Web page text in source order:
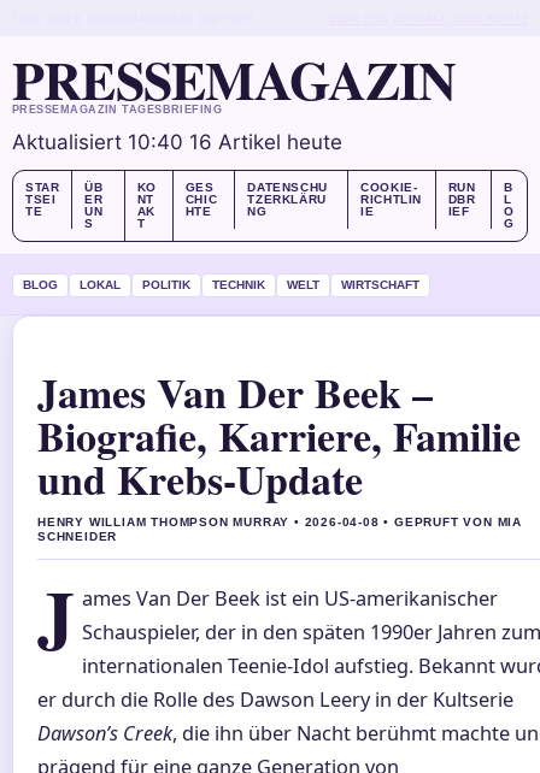
PRESSEMAGAZIN
PRESSEMAGAZIN TAGESBRIEFING
Aktualisiert 10:40 16 Artikel heute
STAR
TSEI
TE
ÜB
ER
UN
S
KO
NT
AK
T
GES
CHIC
HTE
DATENSCHU
TZERKLÄRU
NG
COOKIE-
RICHTLIN
IE
RUN
DBR
IEF
B
L
O
G
BLOG LOKAL POLITIK TECHNIK WELT WIRTSCHAFT
James Van Der Beek –
Biografie, Karriere, Familie
und Krebs-Update
HENRY WILLIAM THOMPSON MURRAY • 2026-04-08 • GEPRUFT VON MIA
SCHNEIDER
J ames Van Der Beek ist ein US-amerikanischer
Schauspieler, der in den späten 1990er Jahren zum
internationalen Teenie-Idol aufstieg. Bekannt
er durch die Rolle des Dawson Leery in der Kultserie
Dawson’s Creek, die ihn über Nacht berühmt machte
prägend für eine ganze Generation von